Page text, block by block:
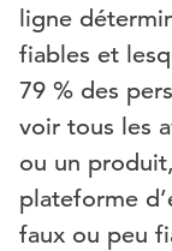
ligne
fiables et
79 % des
voir tous les
ou un
plateforme
faux ou peu